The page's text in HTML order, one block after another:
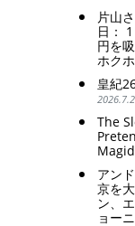
片山
日：
円を
ホク
皇紀
The
アン
京を
ン、
ョー